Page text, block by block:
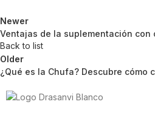
Newer
Ventajas de la suplementación con
Back to list
Older
¿Qué es la Chufa? Descubre cómo